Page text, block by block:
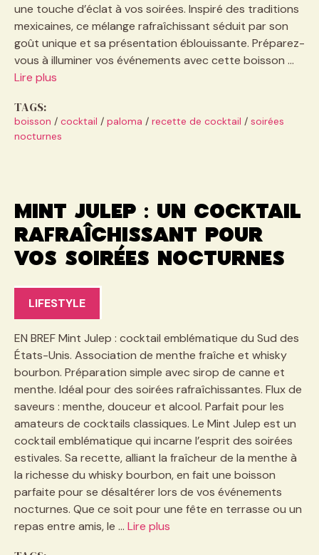
une touche d’éclat à vos soirées. Inspiré des traditions
mexicaines, ce mélange rafraîchissant séduit par son
goût unique et sa présentation éblouissante. Préparez-
vous à illuminer vos événements avec cette boisson …
Lire plus
TAGS:
boisson / cocktail / paloma / recette de cocktail / soirées
nocturnes
Mint julep : un cocktail
rafraîchissant pour
vos soirées nocturnes
LIFESTYLE
EN BREF Mint Julep : cocktail emblématique du Sud des
États-Unis. Association de menthe fraîche et whisky
bourbon. Préparation simple avec sirop de canne et
menthe. Idéal pour des soirées rafraîchissantes. Flux de
saveurs : menthe, douceur et alcool. Parfait pour les
amateurs de cocktails classiques. Le Mint Julep est un
cocktail emblématique qui incarne l’esprit des soirées
estivales. Sa recette, alliant la fraîcheur de la menthe à
la richesse du whisky bourbon, en fait une boisson
parfaite pour se désaltérer lors de vos événements
nocturnes. Que ce soit pour une fête en terrasse ou un
repas entre amis, le … Lire plus